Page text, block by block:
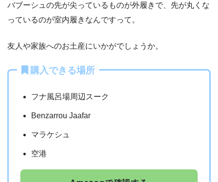
バブーシュの先が尖っているものが外履きで、先が丸くな
っているのが室内履きなんですって。
友人や家族へのお土産にいかがでしょうか。
購入できる場所
フナ風呂場周辺スーク
Benzarrou Jaafar
マラケシュ
空港